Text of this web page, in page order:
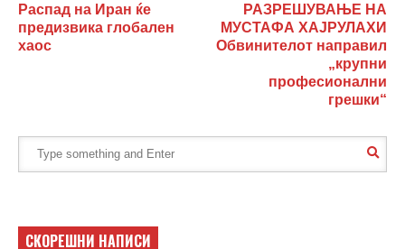
Распад на Иран ќе
предизвика глобален
хаос
РАЗРЕШУВАЊЕ НА
МУСТАФА ХАЈРУЛАХИ
Обвинителот направил
„крупни
професионални
грешки“
СКОРЕШНИ НАПИСИ